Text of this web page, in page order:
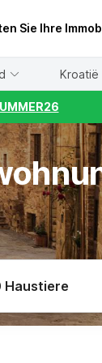
Sie Ihre
Kroatië
Haustiere